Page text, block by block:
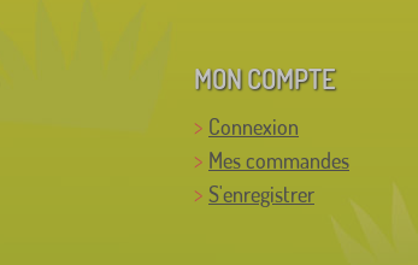
MON COMPTE
Connexion
Mes commandes
S'enregistrer